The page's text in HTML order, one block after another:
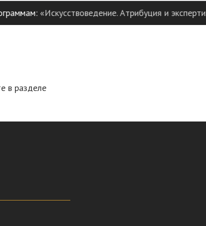
«Искусствоведение. Атрибуция и
в разделе